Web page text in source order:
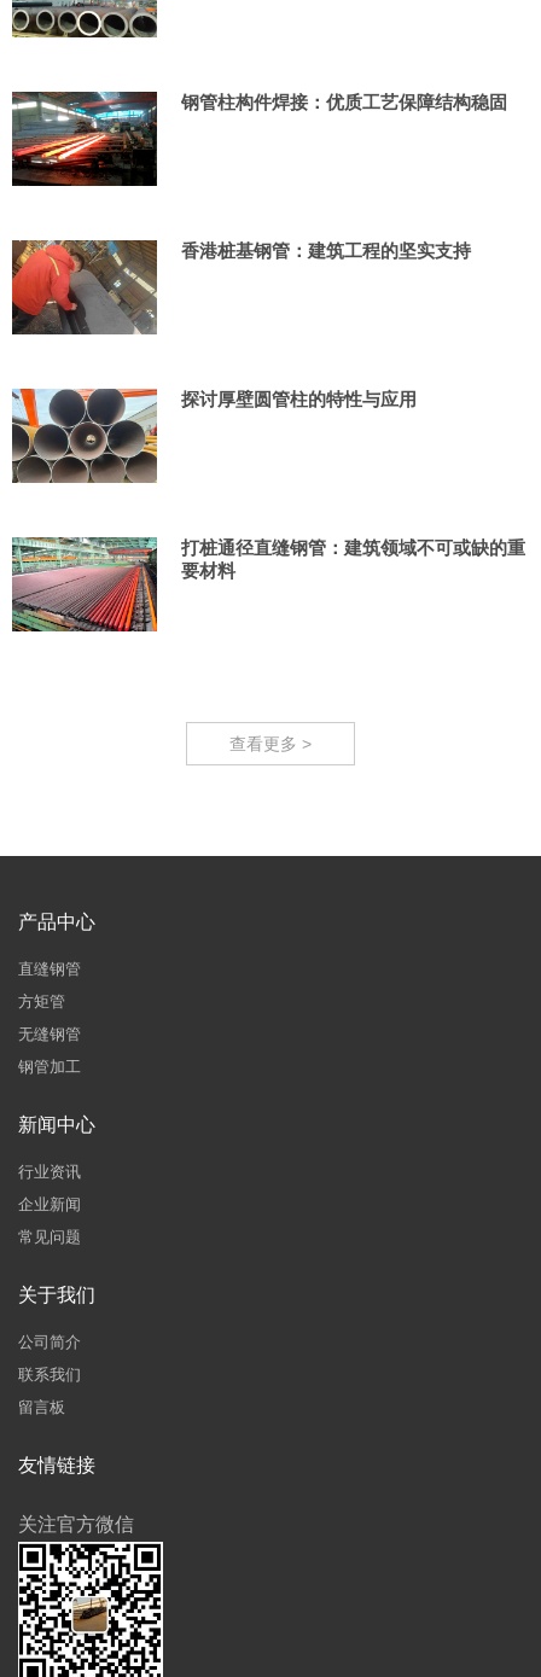
钢管柱构件焊接：优质工艺保障结构稳固
香港桩基钢管：建筑工程的坚实支持
探讨厚壁圆管柱的特性与应用
打桩通径直缝钢管：建筑领域不可或缺的重
要材料
查看更多 >
产品中心
直缝钢管
方矩管
无缝钢管
钢管加工
新闻中心
行业资讯
企业新闻
常见问题
关于我们
公司简介
联系我们
留言板
友情链接
关注官方微信